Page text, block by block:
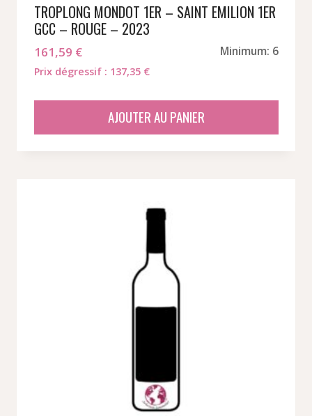
TROPLONG MONDOT 1ER – SAINT EMILION 1ER
GCC – ROUGE – 2023
161,59 € Minimum: 6
Prix dégressif : 137,35 €
AJOUTER AU PANIER